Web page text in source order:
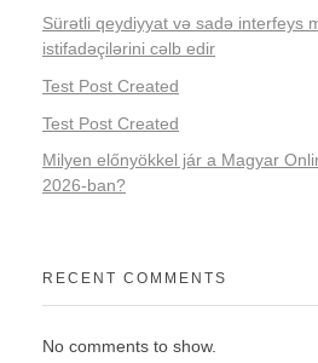
Sürətli qeydiyyat və sadə interfeys
istifadəçilərini cəlb edir
Test Post Created
Test Post Created
Milyen előnyökkel jár a Magyar
2026-ban?
RECENT COMMENTS
No comments to show.